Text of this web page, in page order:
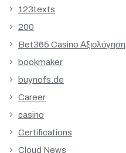
123texts
200
Bet365 Casino Αξιολόγηση
bookmaker
buynofs.de
Career
casino
Certifications
Cloud News